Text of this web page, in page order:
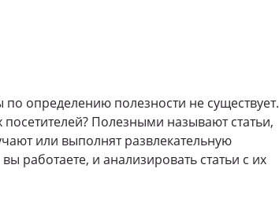
по определению полезности не существует.
Полезными называют статьи,
или выполнят развлекательную
работаете, и анализировать статьи с их